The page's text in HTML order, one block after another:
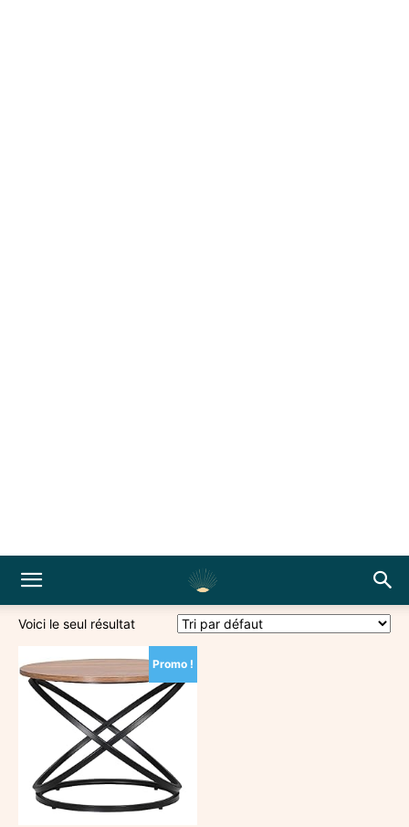
Voici le seul résultat
Promo !